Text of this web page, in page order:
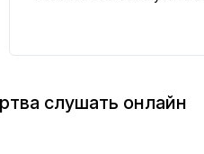
слушать онлайн